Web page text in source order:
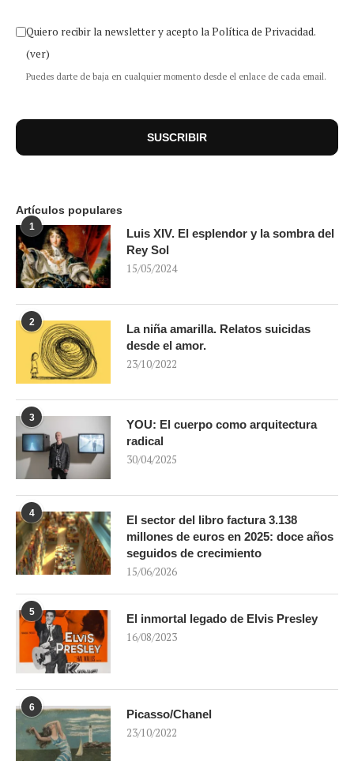
Quiero recibir la newsletter y acepto la Política de Privacidad.
(ver)
Puedes darte de baja en cualquier momento desde el enlace de cada email.
Artículos populares
1
Luis XIV. El esplendor y la sombra del
Rey Sol
15/05/2024
2
La niña amarilla. Relatos suicidas
desde el amor.
23/10/2022
3
YOU: El cuerpo como arquitectura
radical
30/04/2025
4
El sector del libro factura 3.138
millones de euros en 2025: doce años
seguidos de crecimiento
15/06/2026
5
El inmortal legado de Elvis Presley
16/08/2023
6
Picasso/Chanel
23/10/2022